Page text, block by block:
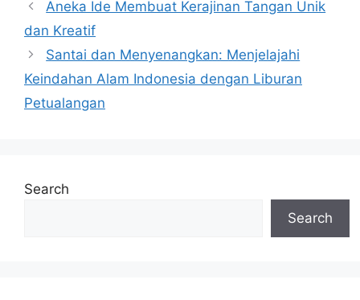
Aneka Ide Membuat Kerajinan Tangan Unik
dan Kreatif
Santai dan Menyenangkan: Menjelajahi
Keindahan Alam Indonesia dengan Liburan
Petualangan
Search
Search